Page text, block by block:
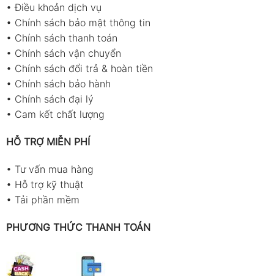
Dải đo
Độ chính xác
Lượng mẫu đo
Thời gian đo
Nguồn cấp
Ứng dụng sản phẩm
Đo độ ngọt và nồng độ cà phê espresso
Kiểm tra chất lượng chiết xuất cà phê
Ổn định hương vị đồ uống
•Điều khoản dịch vụ
• Chính sách bảo mật thông tin
• Chính sách thanh toán
• Chính sách vận chuyển
• Chính sách đổi trả & hoàn tiền
• Chính sách bảo hành
• Chính sách đại lý
• Cam kết chất lượng
HỖ TRỢ MIỄN PHÍ
• Tư vấn mua hàng
• Hỗ trợ kỹ thuật
• Tải phần mềm
PHƯƠNG THỨC THANH TOÁN